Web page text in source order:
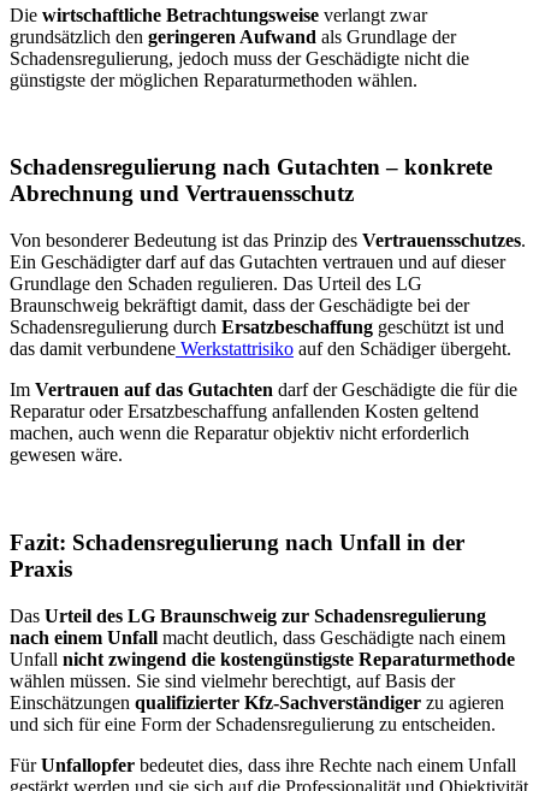
Die wirtschaftliche Betrachtungsweise verlangt zwar
grundsätzlich den geringeren Aufwand als Grundlage der
Schadensregulierung, jedoch muss der Geschädigte nicht die
günstigste der möglichen Reparaturmethoden wählen.
Schadensregulierung nach Gutachten – konkrete
Abrechnung und Vertrauensschutz
Von besonderer Bedeutung ist das Prinzip des Vertrauensschutzes.
Ein Geschädigter darf auf das Gutachten vertrauen und auf dieser
Grundlage den Schaden regulieren. Das Urteil des LG
Braunschweig bekräftigt damit, dass der Geschädigte bei der
Schadensregulierung durch Ersatzbeschaffung geschützt ist und
das damit verbundene Werkstattrisiko auf den Schädiger übergeht.
Im Vertrauen auf das Gutachten darf der Geschädigte die für die
Reparatur oder Ersatzbeschaffung anfallenden Kosten geltend
machen, auch wenn die Reparatur objektiv nicht erforderlich
gewesen wäre.
Fazit: Schadensregulierung nach Unfall in der
Praxis
Das Urteil des LG Braunschweig zur Schadensregulierung
nach einem Unfall macht deutlich, dass Geschädigte nach einem
Unfall nicht zwingend die kostengünstigste Reparaturmethode
wählen müssen. Sie sind vielmehr berechtigt, auf Basis der
Einschätzungen qualifizierter Kfz-Sachverständiger zu agieren
und sich für eine Form der Schadensregulierung zu entscheiden.
FürUnfallopfer bedeutet dies, dass ihre Rechte nach einem Unfall
gestärkt werden und sie sich auf die Professionalität und Objektivität